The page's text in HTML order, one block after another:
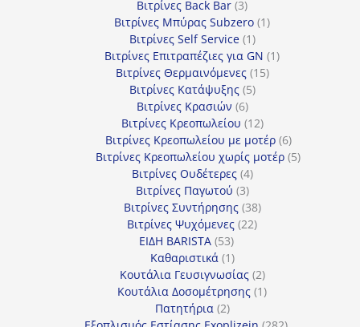
προϊόντα
Βιτρίνες Back Bar 33
προϊόντα
Βιτρίνες Mπύρας Subzero 11
Βιτρίνες Self Service 11
προϊόν
Βιτρίνες Επιτραπέζιες για GN 11
Βιτρίνες Θερμαινόμενες 1515
Βιτρίνες Κατάψυξης 55
Βιτρίνες Κρασιών 66
προϊόντα
Βιτρίνες Κρεοπωλείου 1212
προϊόντα
Βιτρίνες Κρεοπωλείου με μοτέρ 66
προϊόντα
Βιτρίνες Κρεοπωλείου χωρίς μοτέρ 55
Βιτρίνες Ουδέτερες 44
προϊόντα
Βιτρίνες Παγωτού 33
προϊόντα
Βιτρίνες Συντήρησης 3838
προϊόντα
Βιτρίνες Ψυχόμενες 2222
ΕΙΔΗ BARISTA 5353
προϊόντα
Καθαριστικά 11
προϊόν
Κουτάλια Γευσιγνωσίας 22
προϊόντα
Κουτάλια Δοσομέτρησης 11
Πατητήρια 22
προϊόντα
282